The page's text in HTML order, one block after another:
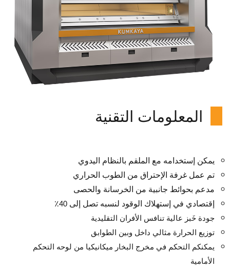
المعلومات التقنية
يمكن إستخدامه مع الملقم بالنظام اليدوي
تم عمل غرفة الإحتراق من الطوب الحراري
مدعم بحوائط جانبية من الخرسانة والحصى
إقتصادي في إستهلاك الوقود لنسبه تصل إلى 40٪
جودة خَبز عالية تنافس الأفران التقليدية
توزيع الحرارة مثالي داخل وبين الطوابق
يمكنكم التحكم في مخرج البخار ميكانيكيا من لوحه التحكم
الأمامية